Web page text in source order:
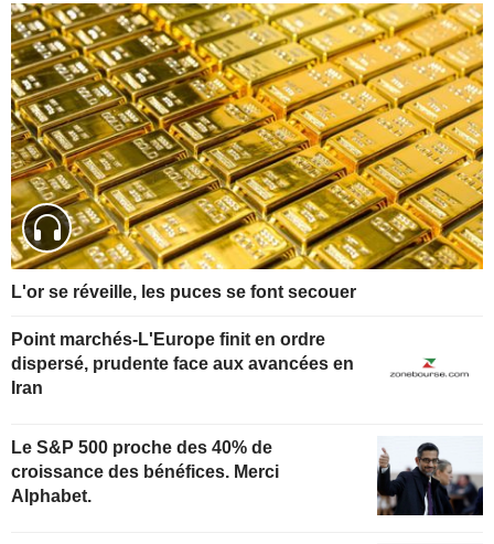
L'or se réveille, les puces se font secouer
Point marchés-L'Europe finit en ordre
dispersé, prudente face aux avancées en
Iran
Le S&P 500 proche des 40% de
croissance des bénéfices. Merci
Alphabet.